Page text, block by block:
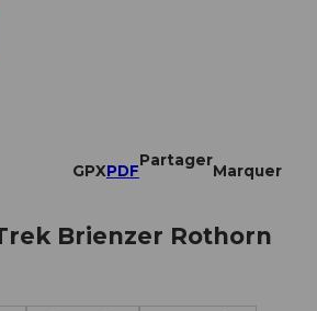
GPXPDF
Partager
Marquer
Brienzer Rothorn